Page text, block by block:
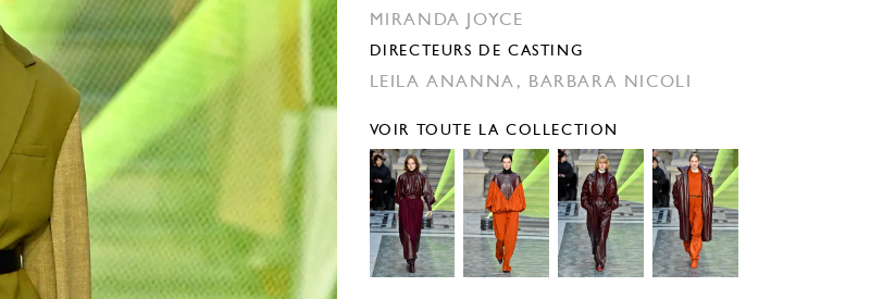
MIRANDA JOYCE
DIRECTEURS DE CASTING
LEILA ANANNA, BARBARA NICOLI
VOIR TOUTE LA COLLECTION